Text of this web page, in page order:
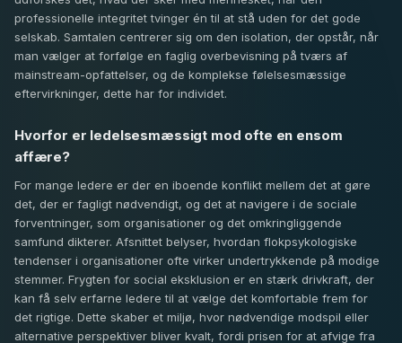
professionelle integritet tvinger én til at stå uden for det gode
selskab. Samtalen centrerer sig om den isolation, der opstår, når
man vælger at forfølge en faglig overbevisning på tværs af
mainstream-opfattelser, og de komplekse følelsesmæssige
eftervirkninger, dette har for individet.
Hvorfor er ledelsesmæssigt mod ofte en ensom
affære?
For mange ledere er der en iboende konflikt mellem det at gøre
det, der er fagligt nødvendigt, og det at navigere i de sociale
forventninger, som organisationer og det omkringliggende
samfund dikterer. Afsnittet belyser, hvordan flokpsykologiske
tendenser i organisationer ofte virker undertrykkende på modige
stemmer. Frygten for social eksklusion er en stærk drivkraft, der
kan få selv erfarne ledere til at vælge det komfortable frem for
det rigtige. Dette skaber et miljø, hvor nødvendige modspil eller
alternative perspektiver bliver kvalt, fordi prisen for at afvige fra